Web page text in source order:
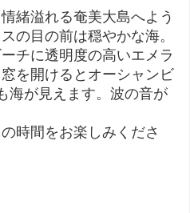
緒溢れる奄美大島へよう
の目の前は穏やかな海。
チに透明度の高いエメラ
を開けるとオーシャンビ
海が見えます。波の音が
時間をお楽しみくださ